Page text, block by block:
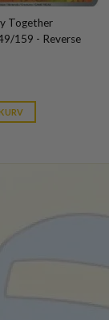
Together
159 - Reverse